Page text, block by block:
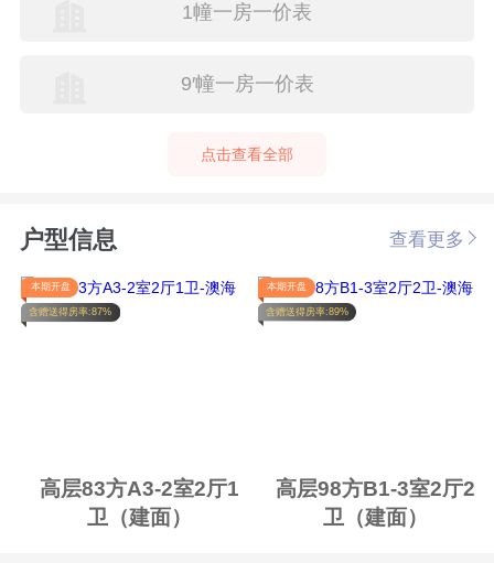
1幢一房一价表
9′幢一房一价表
点击查看全部
户型信息 查看更多
本期开盘
含赠送得房率:87%
高层83方A3-2室2厅1
卫（建面）
本期开盘
含赠送得房率:89%
高层98方B1-3室2厅2
卫（建面）